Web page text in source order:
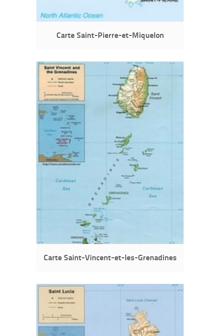
Carte Saint-Pierre-et-Miquelon
Carte Saint-Vincent-et-les-Grenadines